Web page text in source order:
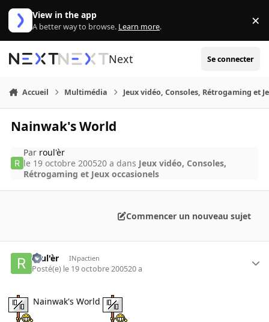
Aller au contenu
View in the app
A better way to browse. Learn more. ×
Next Se connecter
Accueil Multimédia Jeux vidéo, Consoles, Rétrogaming et
Nainwak's World
Par roul'èr
le 19 octobre 200520 a dans Jeux vidéo, Consoles,
Rétrogaming et Jeux occasionels
Commencer un nouveau sujet
roul'èr INpactien
Posté(e) le 19 octobre 200520 a
Nainwak's World